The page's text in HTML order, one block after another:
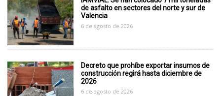
de asfalto en sectores del norte y sur de
Valencia
6 de agosto de 2026
Decreto que prohíbe exportar insumos de
construcción regirá hasta diciembre de
2026
6 de agosto de 2026